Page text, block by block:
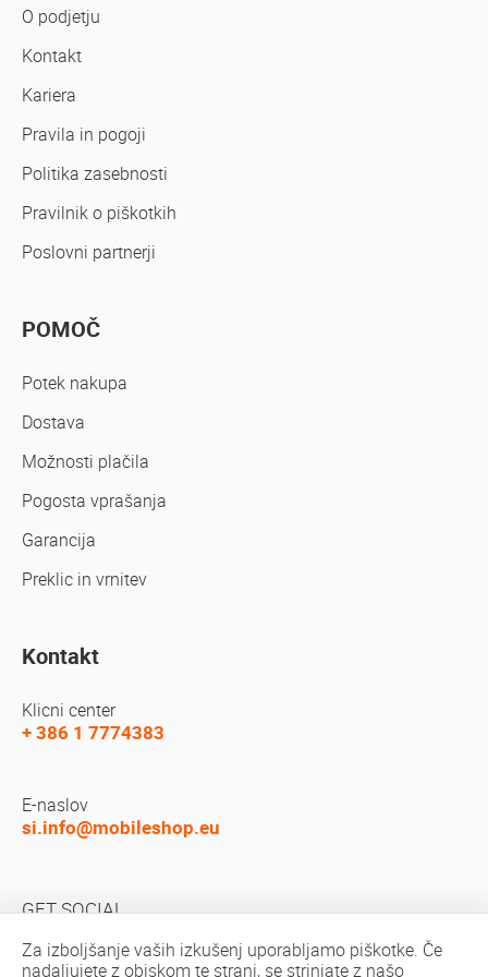
O podjetju
Kontakt
Kariera
Pravila in pogoji
Politika zasebnosti
Pravilnik o piškotkih
Poslovni partnerji
POMOČ
Potek nakupa
Dostava
Možnosti plačila
Pogosta vprašanja
Garancija
Preklic in vrnitev
Kontakt
Klicni center
+ 386 1 7774383
E-naslov
si.info@mobileshop.eu
GET SOCIAL
Za izboljšanje vaših izkušenj uporabljamo piškotke. Če
nadaljujete z obiskom te strani, se strinjate z našo